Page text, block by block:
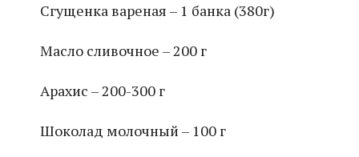
Сгущенка вареная – 1 банка (380г)
Масло сливочное – 200 г
Арахис – 200-300 г
Шоколад молочный – 100 г